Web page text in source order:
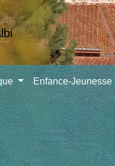
Enfance-Jeunesse